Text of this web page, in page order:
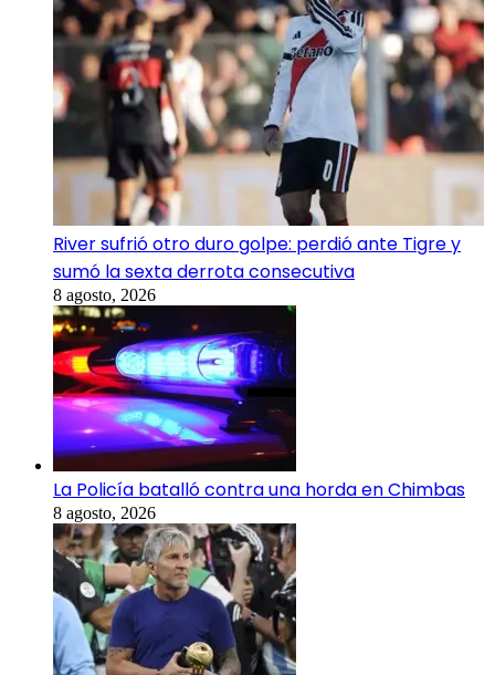
River sufrió otro duro golpe: perdió ante Tigre y
sumó la sexta derrota consecutiva
8 agosto, 2026
La Policía batalló contra una horda en Chimbas
8 agosto, 2026